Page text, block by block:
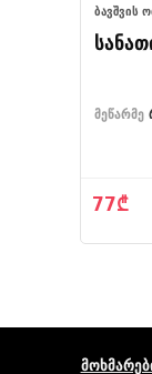
ᲑᲐᲕᲨᲕᲘᲡ
მეწარმე
77₾